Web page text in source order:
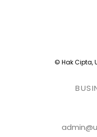
© Hak Cipta,